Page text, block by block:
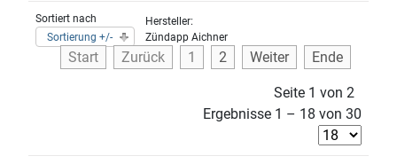
Sortiert nach
Sortierung +/-
Hersteller:
Zündapp Aichner
Start Zurück 1 2 Weiter Ende
Seite 1 von 2
Ergebnisse 1 – 18 von 30